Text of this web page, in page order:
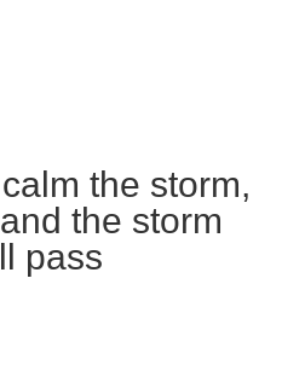
the storm,
the storm
pass